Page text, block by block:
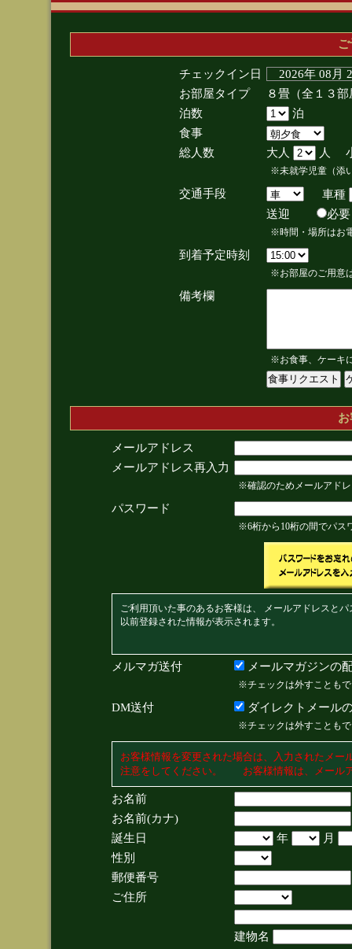
チェックイン日
2026年 08
お部屋タイプ
８畳（全１３
泊数
泊
食事
総人数
大人 人
※未就学児童（添
交通手段
車種
送迎
※時間・場所はお
到着予定時刻
※お部屋のご用意
備考欄
※お食事、ケーキ
メールアドレス
メールアドレス再入力
※確認のためメールアド
パスワード
※6桁から10桁の間でパス
ご利用頂いた事のあるお客様は、 メールアドレスと
以前登録された情報が表示されます。
メルマガ送付 メールマガジンの
※チェックは外すことも
DM送付 ダイレクトメール
※チェックは外すことも
お客様情報を変更された場合は、入力されたメ
注意をしてください。 お客様情報は、メール
お名前
お名前(カナ)
誕生日
年
月
性別
郵便番号
ご住所
建物名